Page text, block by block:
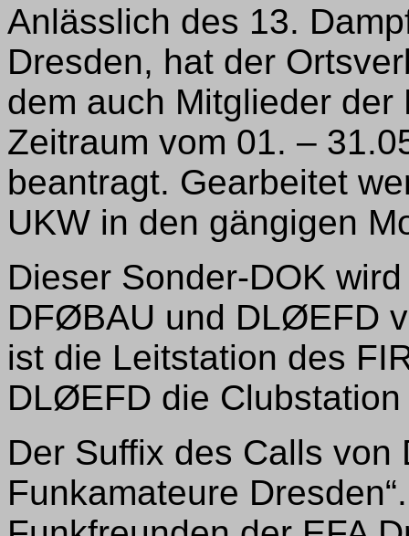
Anlässlich des 13.
Dresden, hat der
dem auch Mitglieder
Zeitraum vom 01. –
beantragt. Gearbeitet
UKW in den gängigen
Dieser Sonder-DOK
DFØBAU und DLØEFD
ist die Leitstation des
DLØEFD die
Der Suffix des Calls
Funkamateure